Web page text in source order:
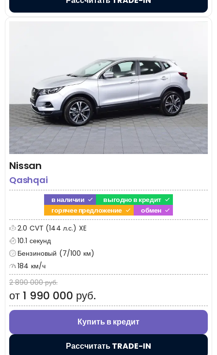
Nissan
Qashqai
в наличии
выгодно в кредит
горячее предложение
обмен
2.0 CVT (144 л.с.) XE
10.1 секунд
Бензиновый (7/100 км)
184 км/ч
2 890 000 руб.
от 1 990 000 руб.
Купить в кредит
Рассчитать TRADE-IN